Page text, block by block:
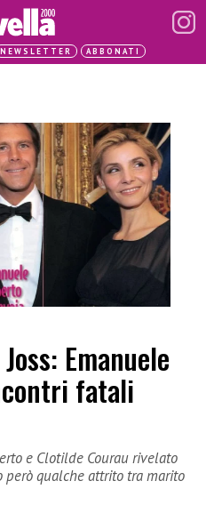
NEWSLETTER ABBONATI
Emanuele
fatali
e Clotilde Courau rivelato
però qualche attrito tra marito